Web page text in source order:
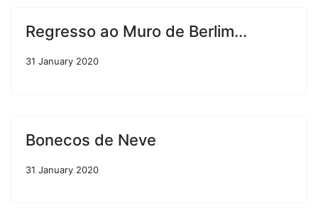
Regresso ao Muro de Berlim...
31 January 2020
Bonecos de Neve
31 January 2020